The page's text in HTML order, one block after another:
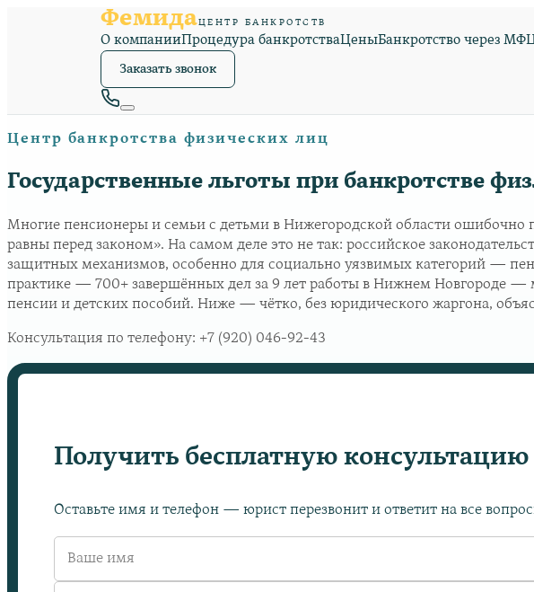
ФемидаЦЕНТР БАНКРОТСТВ
О компанииПроцедура банкротстваЦеныБанкротство через
Заказать звонок
Центр банкротства физических лиц
Государственные льготы при банкротстве
Многие пенсионеры и семьи с детьми в Нижегородской области
равны перед законом». На самом деле это не так: российское
защитных механизмов, особенно для социально уязвимых категорий —
практике — 700+ завершённых дел за 9 лет работы в Нижнем Новгороде
пенсии и детских пособий. Ниже — чётко, без юридического жаргона,
Консультация по телефону: +7 (920) 046-92-43
Получить бесплатную консультацию
Оставьте имя и телефон — юрист перезвонит и ответит на все